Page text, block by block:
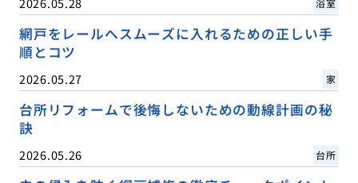
浴室
網戸をレールへスムーズに入れるための正しい手
順とコツ
2026.05.27 家
台所リフォームで後悔しないための動線計画の秘
訣
2026.05.26 台所